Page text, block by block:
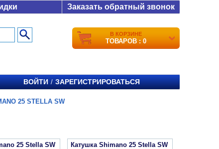
Заказать обратный звонок
В КОРЗИНЕ
ТОВАРОВ : 0
ВОЙТИ / ЗАРЕГИСТРИРОВАТЬСЯ
25 STELLA SW
25 Stella SW
Катушка Shimano 25 Stella SW